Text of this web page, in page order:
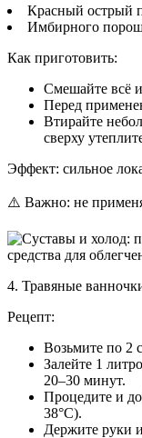
Красный острый
Имбирного
Как приготовить:
Смешайте всё
Перед
Втирайте
сверху
Эффект: сильное
⚠️ Важно: не
4. Травяные
Рецепт:
Возьмите по 2
Залейте 1
20–30 минут.
Процедите и
38°С).
Держите руки